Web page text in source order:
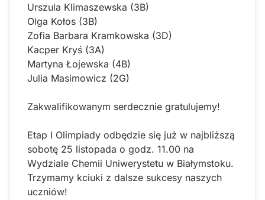
Urszula Klimaszewska (3B)
Olga Kołos (3B)
Zofia Barbara Kramkowska (3D)
Kacper Kryś (3A)
Martyna Łojewska (4B)
Julia Masimowicz (2G)
Zakwalifikowanym serdecznie gratulujemy!
Etap I Olimpiady odbędzie się już w najbliższą
sobotę 25 listopada o godz. 11.00 na
Wydziale Chemii Uniwerystetu w Białymstoku.
Trzymamy kciuki z dalsze sukcesy naszych
uczniów!